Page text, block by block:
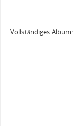
Vollständiges Album: